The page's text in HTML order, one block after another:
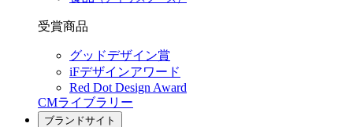
受賞商品
グッドデザイン賞
iFデザインアワード
Red Dot Design Award
CMライブラリー
ブランドサイト